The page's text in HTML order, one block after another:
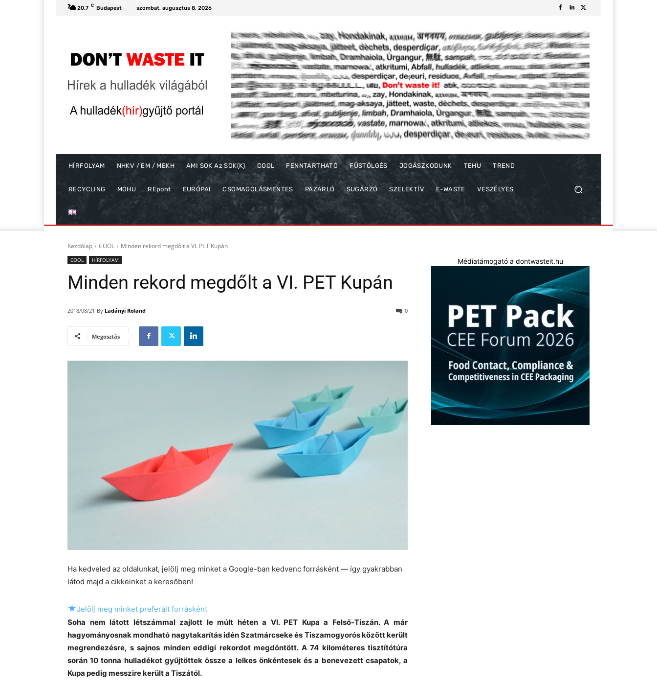
20.7 C Budapest szombat, augusztus 8, 2026
HÍRFOLYAM NHKV / EM / MEKH AMI SOK Az SOK(K) COOL FENNTARTHATÓ FÜSTÖLGÉS JOGÁSZKODUNK TEHU TREND
RECYCLING MOHU REpont EURÓPAI CSOMAGOLÁSMENTES PAZARLÓ SUGÁRZÓ SZELEKTÍV E-WASTE VESZÉLYES
Kezdőlap COOL Minden rekord megdőlt a VI. PET Kupán
COOL HÍRFOLYAM
Minden rekord megdőlt a VI. PET Kupán
2018/08/21 By Ladányi Roland 0
Megosztás
Ha kedveled az oldalunkat, jelölj meg minket a Google-ban kedvenc forrásként — így gyakrabban
látod majd a cikkeinket a keresőben!
★Jelölj meg minket preferált forrásként
Soha nem látott létszámmal zajlott le múlt héten a VI. PET Kupa a Felső-Tiszán. A már
hagyományosnak mondható nagytakarítás idén Szatmárcseke és Tiszamogyorós között került
megrendezésre, s sajnos minden eddigi rekordot megdöntött. A 74 kilométeres tisztítótúra
során 10 tonna hulladékot gyűjtöttek össze a lelkes önkéntesek és a benevezett csapatok, a
Kupa pedig messzire került a Tiszától.
Médiatámogató a dontwasteit.hu